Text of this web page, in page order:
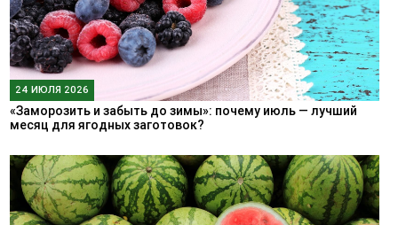
24 ИЮЛЯ 2026
«Заморозить и забыть до зимы»: почему июль — лучший
месяц для ягодных заготовок?